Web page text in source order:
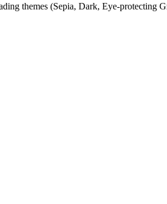
themes (Sepia, Dark, Eye-protecting